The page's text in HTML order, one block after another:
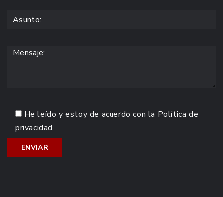
He leído y estoy de acuerdo con la Política de
privacidad